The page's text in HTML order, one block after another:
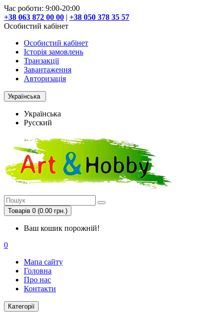
Час роботи: 9:00-20:00
+38 063 872 00 00 | +38 050 378 35 57
Особистий кабінет
Особистий кабінет
Історія замовлень
Транзакції
Завантаження
Авторизація
Українська
Українська
Русский
Товарів 0 (0.00 грн.)
Ваш кошик порожній!
0
Мапа сайту
Головна
Про нас
Контакти
Категорії